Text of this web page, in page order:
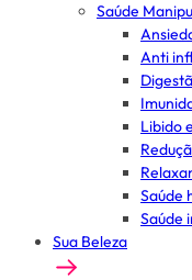
Saúde
Anti
Libido
Saúde
Saúde
Sua Beleza